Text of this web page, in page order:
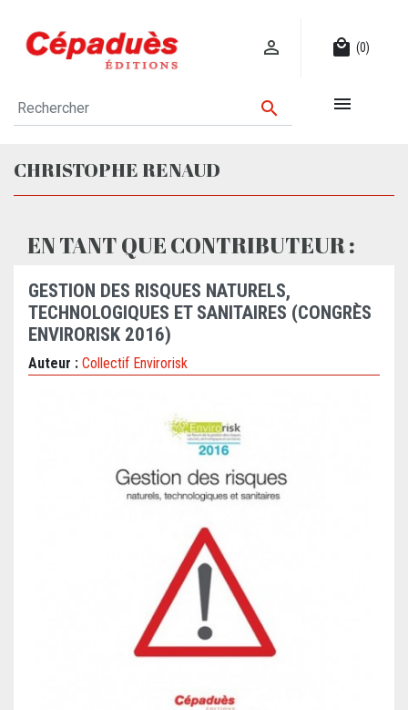
 local_mall (0)
 
CHRISTOPHE RENAUD
EN TANT QUE CONTRIBUTEUR :
GESTION DES RISQUES NATURELS,
TECHNOLOGIQUES ET SANITAIRES (CONGRÈS
ENVIRORISK 2016)
Auteur : Collectif Envirorisk